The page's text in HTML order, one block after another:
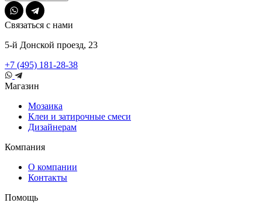
Связаться с нами
5-й Донской проезд, 23
+7 (495) 181-28-38
Магазин
Мозаика
Клеи и затирочные смеси
Дизайнерам
Компания
О компании
Контакты
Помощь